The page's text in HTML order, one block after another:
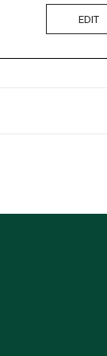
EDIT